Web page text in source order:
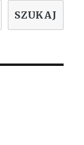
SZUKAJ